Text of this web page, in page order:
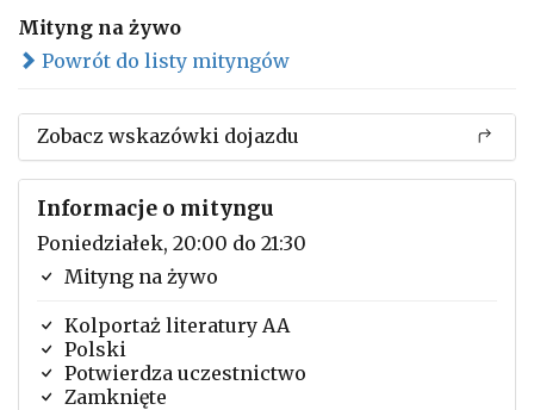
Mityng na żywo
Powrót do listy mityngów
Zobacz wskazówki dojazdu
Informacje o mityngu
Poniedziałek, 20:00 do 21:30
Mityng na żywo
Kolportaż literatury AA
Polski
Potwierdza uczestnictwo
Zamknięte